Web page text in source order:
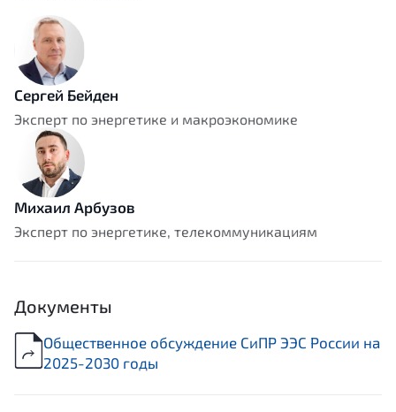
Сергей Бейден
Эксперт по энергетике и макроэкономике
Михаил Арбузов
Эксперт по энергетике, телекоммуникациям
Документы
Общественное обсуждение СиПР ЭЭС России на
2025-2030 годы